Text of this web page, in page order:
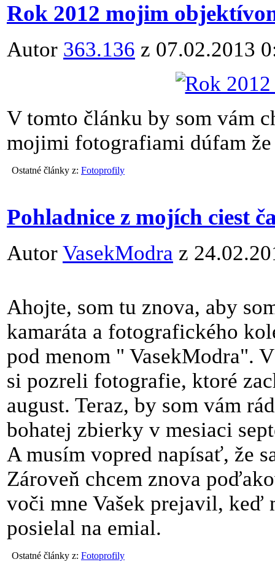
Rok 2012 mojim
Autor 363.136 z 07.02.2013
V tomto článku by som vám
mojimi fotografiami dúfam
Ostatné články z: Fotoprofily
Pohladnice z mojích ciest
Autor VasekModra z
Ahojte, som tu znova, aby
kamaráta a fotografického
pod menom " VasekModra".
si pozreli fotografie, ktoré
august. Teraz, by som vám
bohatej zbierky v mesiaci
A musím vopred napísať, že
Zároveň chcem znova
voči mne Vašek prejavil, keď
posielal na emial.
Ostatné články z: Fotoprofily